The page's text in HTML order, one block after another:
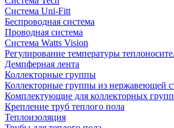
Система Uni-Fitt
Беспроводная система
Проводная система
Система Watts Vision
Регулирование температуры
Демпферная лента
Коллекторные группы
Коллекторные группы из нержавеющей
Комплектующие для коллекторных групп
Крепление труб теплого пола
Теплоизоляция